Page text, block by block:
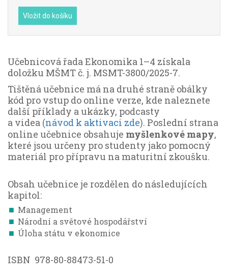
Vložit do košíku
Učebnicová řada Ekonomika 1–4 získala
doložku MŠMT č. j. MSMT-3800/2025-7.
Tištěná učebnice má na druhé straně obálky
kód pro vstup do online verze, kde naleznete
další příklady a ukázky, podcasty
a videa (návod k aktivaci zde). Poslední strana
online učebnice obsahuje myšlenkové mapy,
které jsou určeny pro studenty jako pomocný
materiál pro přípravu na maturitní zkoušku.
Obsah učebnice je rozdělen do následujících
kapitol:
Management
Národní a světové hospodářství
Úloha státu v ekonomice
ISBN 978-80-88473-51-0